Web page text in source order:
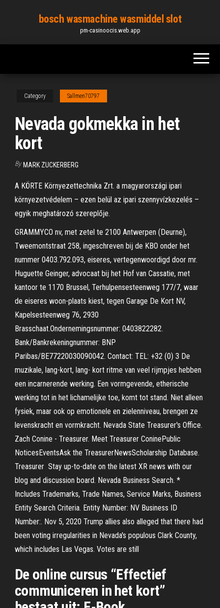
content
bosch wasmachine wasmiddel slot
pm-casinoocis.web.app
Category Sallmen70797
Nevada gokmekka in het
kort
By MARK ZUCKERBERG
A KÖRTE Környezettechnika Zrt. a magyarországi ipari
környezetvédelem – ezen belül az ipari szennyvízkezelés –
egyik meghatározó szereplője.
GRAMMYCO nv, met zetel te 2100 Antwerpen (Deurne),
Tweemontstraat 258, ingeschreven bij de KBO onder het
nummer 0403.792.093, eiseres, vertegenwoordigd door mr.
Huguette Geinger, advocaat bij het Hof van Cassatie, met
kantoor te 1170 Brussel, Terhulpensesteenweg 177/7, waar
de eiseres woon-plaats kiest, tegen Garage De Kort NV,
Kapelsesteenweg 76, 2930
Brasschaat.Ondernemingsnummer: 0403822282.
Bank/Bankrekeningnummer: BNP
Paribas/BE77220030090042. Contact: TEL: +32 (0) 3 De
muzikale, lang-kort, lang- kort ritme van veel rijmpjes hebben
een incarnerende werking. Een vormgevende, etherische
werking tot in het lichamelijke toe, komt tot stand. Niet alleen
fysiek, maar ook op emotionele en zielenniveau, brengen ze
levenskracht en vormkracht. Nevada State Treasurer's Office.
Zach Conine - Treasurer. Meet Treasurer ConinePublic
NoticesEventsAsk the TreasurerNewsScholarship Database.
Treasurer Stay up-to-date on the latest XR news with our
blog and discussion board. Nevada Business Search. *
Includes Trademarks, Trade Names, Service Marks, Business
Entity Search Criteria. Entity Number: NV Business ID
Number:. Nov 5, 2020 Trump allies also alleged that there had
been voting irregularities in Nevada's populous Clark County,
which includes Las Vegas. Votes are still
De online cursus “Effectief
communiceren in het kort”